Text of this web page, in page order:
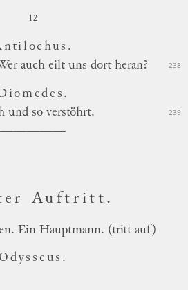
12
auch eilt uns dort heran? 238
und so verstöhrt.
239
Auftritt.
Ein Hauptmann. (tritt auf)
Odysseus.